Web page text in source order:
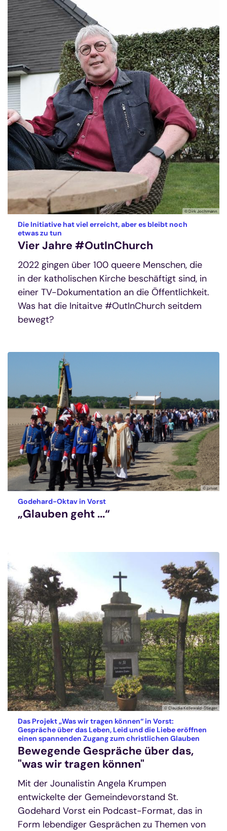
© Dirk Jochmann
Die Initiative hat viel erreicht, aber es bleibt noch
etwas zu tun
Vier Jahre #OutInChurch
2022 gingen über 100 queere Menschen, die
in der katholischen Kirche beschäftigt sind, in
einer TV-Dokumentation an die Öffentlichkeit.
Was hat die Initaitve #OutInChurch seitdem
bewegt?
© privat
Godehard-Oktav in Vorst:
„Glauben geht ...“
© Claudia Kellewald-Stieger
Das Projekt „Was wir tragen können“ in Vorst:
Gespräche über das Leben, Leid und die Liebe eröffnen
einen spannenden Zugang zum christlichen Glauben
Bewegende Gespräche über das,
"was wir tragen können"
Mit der Jounalistin Angela Krumpen
entwickelte der Gemeindevorstand St.
Godehard Vorst ein Podcast-Format, das in
Form lebendiger Gesprächen zu Themen von